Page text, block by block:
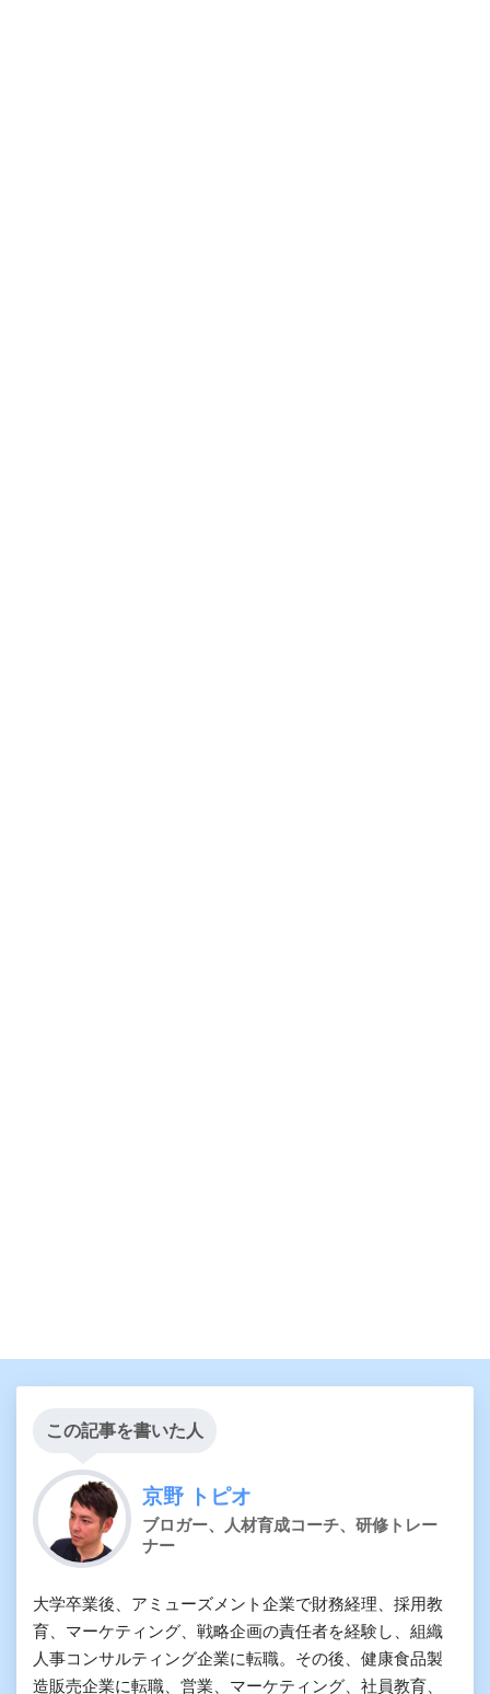
この記事を書いた人
京野 トピオ
ブロガー、人材育成コーチ、研修トレー
ナー
大学卒業後、アミューズメント企業で財務経理、採用教
育、マーケティング、戦略企画の責任者を経験し、組織
人事コンサルティング企業に転職。その後、健康食品製
造販売企業に転職、営業、マーケティング、社員教育、